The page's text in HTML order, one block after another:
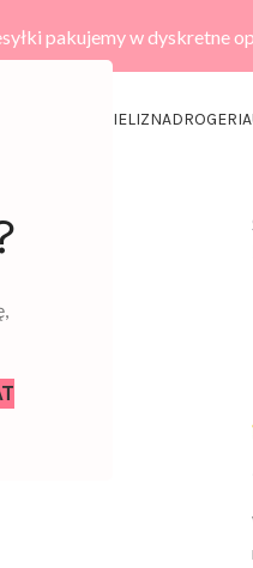
pakujemy w dyskretne
BIELIZNADROGERIA